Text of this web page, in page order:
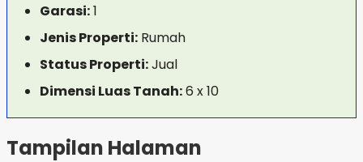
Garasi:1
Jenis Properti: Rumah
Status Properti:Jual
Dimensi Luas Tanah:6 x 10
Tampilan Halaman